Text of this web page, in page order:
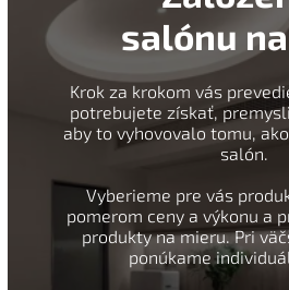
salónu
Krok za krokom vás
potrebujete získať,
aby to vyhovovalo tomu,
salón.
Vyberieme pre vás
pomerom ceny a výkonu a
produkty na mieru. Pri
ponúkame